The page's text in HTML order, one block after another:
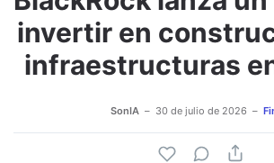
invertir en
infraestructuras
SonIA 30 de julio de 2026